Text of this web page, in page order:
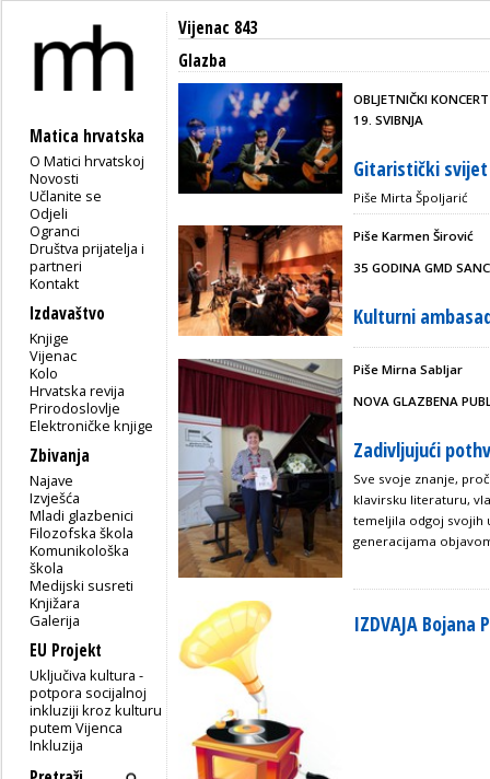
Matica hrvatska
O Matici hrvatskoj
Novosti
Učlanite se
Odjeli
Ogranci
Društva prijatelja i
partneri
Kontakt
Izdavaštvo
Knjige
Vijenac
Kolo
Hrvatska revija
Prirodoslovlje
Elektroničke knjige
Zbivanja
Najave
Izvješća
Mladi glazbenici
Filozofska škola
Komunikološka
škola
Medijski susreti
Knjižara
Galerija
EU Projekt
Uključiva kultura -
potpora socijalnoj
inkluziji kroz kulturu
putem Vijenca
Inkluzija
Vijenac 843
Glazba
OBLJETNIČKI
19. SVIBNJA
Gitaristički
Piše Mirta Špoljarić
Piše Karmen Širović
35 GODINA GMD
Kulturni
Piše Mirna Sabljar
NOVA GLAZBENA
Zadivljujući
Sve svoje znanje,
klavirsku literaturu,
temeljila odgoj svojih
generacijama
IZDVAJA Bojana